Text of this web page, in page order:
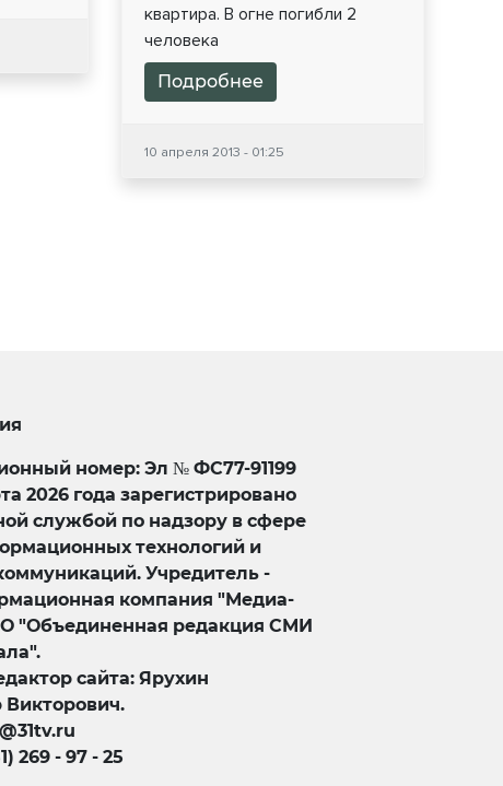
квартира. В огне погибли 2
человека
Подробнее
10 апреля 2013 - 01:25
номер: Эл № ФС77-91199
2026 года зарегистрировано
службой по надзору в сфере
технологий и
Учредитель -
компания "Медиа-
"Объединенная редакция СМИ
сайта: Ярухин
269 - 97 - 25